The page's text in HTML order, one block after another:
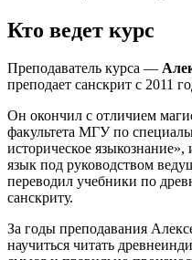
Кто ведет курс
Преподаватель курса —
преподает санскрит с 2011
Он окончил с отличием
факультета МГУ по
историческое
язык под руководством
переводил учебники по
санскриту.
За годы преподавания
научиться читать